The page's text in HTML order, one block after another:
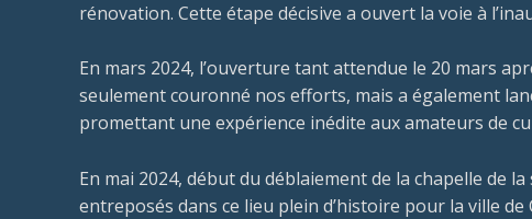
rénovation. Cette étape décisive a ouvert la voie à
En mars 2024, l’ouverture tant attendue le 20 mars
seulement couronné nos efforts, mais a également
promettant une expérience inédite aux amateurs de
En mai 2024, début du déblaiement de la chapelle de
entreposés dans ce lieu plein d’histoire pour la ville